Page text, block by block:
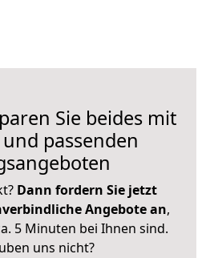
Sie beides mit
passenden
Dann fordern Sie jetzt
Angebote an,
5 Minuten bei Ihnen sind.
uns nicht?